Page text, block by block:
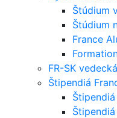
Štúdium
Štúdium
France
FR-SK
Štipendiá